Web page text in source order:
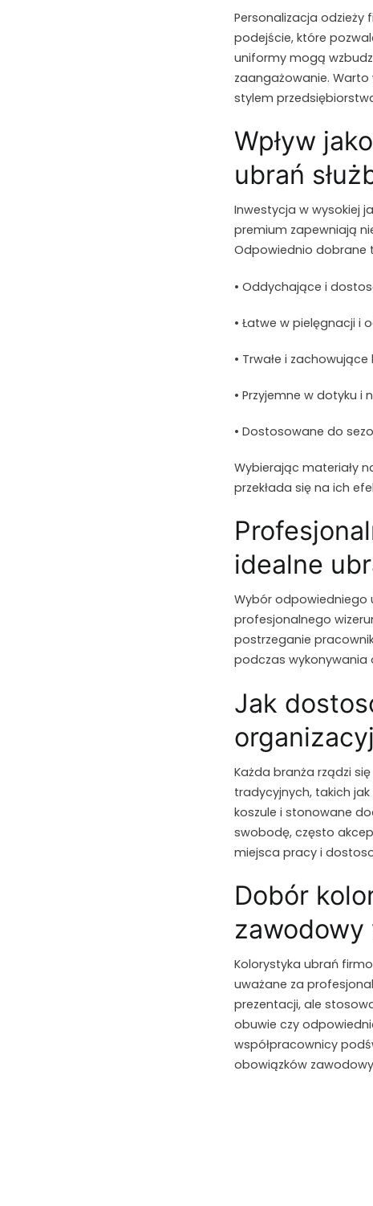
Personalizacja
podejście, które
uniformy mogą
zaangażowanie.
stylem
Wpływ
ubrań
Inwestycja w wysokiej
premium zapewniają
Odpowiednio dobrane
• Oddychające i
• Łatwe w pielęgnacji i
• Trwałe i zachowujące
• Przyjemne w dotyku
• Dostosowane do
Wybierając materiały
przekłada się na ich
idealne
Wybór odpowiedniego
profesjonalnego
postrzeganie
podczas wykonywania
Jak
Każda branża rządzi
tradycyjnych, takich
koszule i stonowane
swobodę, często
miejsca pracy i
Dobór
Kolorystyka ubrań
uważane za
prezentacji, ale
obuwie czy
współpracownicy
obowiązków